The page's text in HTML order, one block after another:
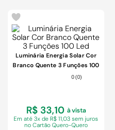
Luminária Energia Solar Cor
Branco Quente 3 Funções 100
0 (0)
R$ 33,10 à vista
Ematé 3x de R$ 11,03 sem juros
no Cartão Quero-Quero